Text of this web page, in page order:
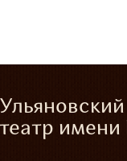
театр